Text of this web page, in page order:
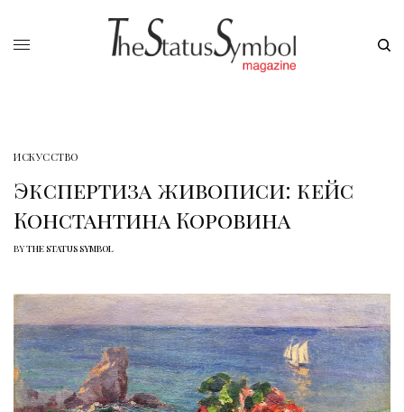
ИСКУССТВО
Экспертиза живописи: кейс
Константина Коровина
BYTHE STATUS SYMBOL